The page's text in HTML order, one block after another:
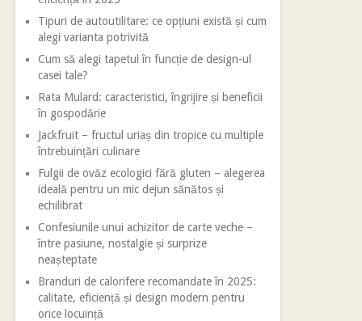
Tipuri de autoutilitare: ce opțiuni există și cum
alegi varianta potrivită
Cum să alegi tapetul în funcție de design-ul
casei tale?
Rata Mulard: caracteristici, îngrijire și beneficii
în gospodărie
Jackfruit – fructul uriaș din tropice cu multiple
întrebuințări culinare
Fulgii de ovăz ecologici fără gluten – alegerea
ideală pentru un mic dejun sănătos și
echilibrat
Confesiunile unui achizitor de carte veche –
între pasiune, nostalgie și surprize
neașteptate
Branduri de calorifere recomandate în 2025:
calitate, eficiență și design modern pentru
orice locuință